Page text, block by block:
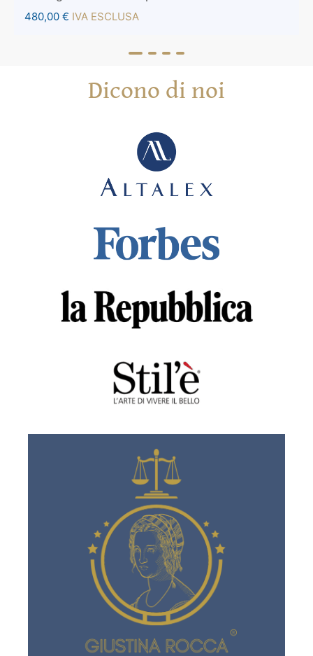
480,00 € IVA ESCLUSA
Dicono di noi